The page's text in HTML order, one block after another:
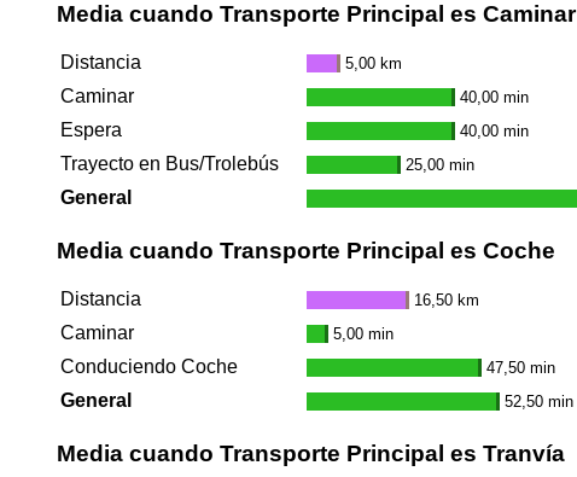
Media cuando Transporte Principal es Caminar
Distancia 5,00 km
Caminar 40,00 min
Espera 40,00 min
Trayecto en Bus/Trolebús 25,00 min
General
Media cuando Transporte Principal es Coche
Distancia 16,50 km
Caminar 5,00 min
Conduciendo Coche 47,50 min
General 52,50 min
Media cuando Transporte Principal es Tranvía